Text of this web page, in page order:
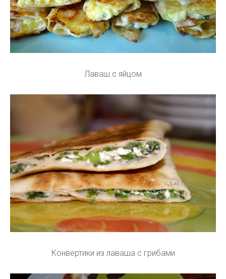
Лаваш с яйцом
Конвертики из лаваша с грибами